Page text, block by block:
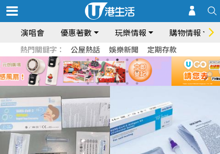
演唱會 優惠著數 玩樂情報 購物情報
熱門關鍵字： 公屋熱話 娛樂新聞 定期存款